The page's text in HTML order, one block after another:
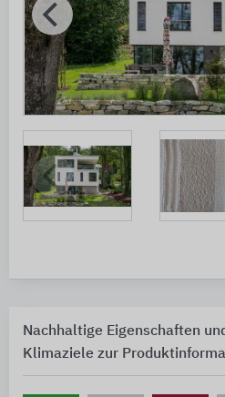
Nachhaltige Eigenschaften
Klimaziele zur